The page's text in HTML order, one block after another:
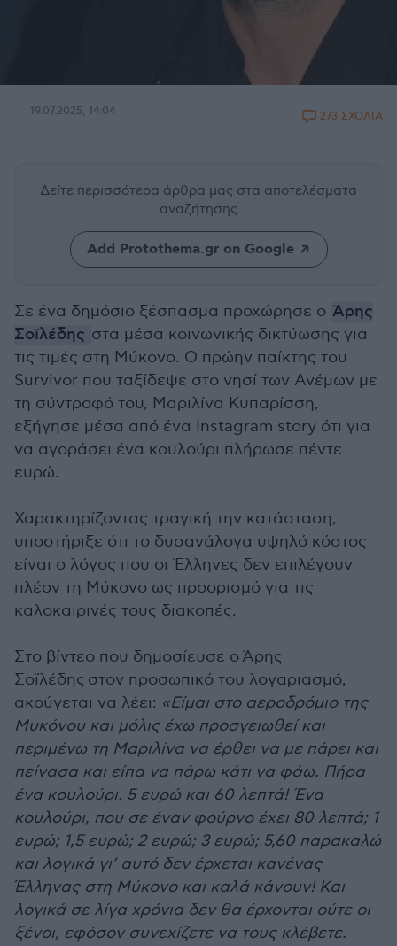
19.07.2025, 14:04 273 ΣΧΟΛΙΑ
Δείτε περισσότερα άρθρα μας στα αποτελέσματα
αναζήτησης
Add Protothema.gr on Google
Σε ένα δημόσιο ξέσπασμα προχώρησε ο Άρης
Σοϊλέδης στα μέσα κοινωνικής δικτύωσης για
τις τιμές στη Μύκονο. Ο πρώην παίκτης του
Survivor που ταξίδεψε στο νησί των Ανέμων με
τη σύντροφό του, Μαριλίνα Κυπαρίσση,
εξήγησε μέσα από ένα Instagram story ότι για
να αγοράσει ένα κουλούρι πλήρωσε πέντε
ευρώ.
Χαρακτηρίζοντας τραγική την κατάσταση,
υποστήριξε ότι το δυσανάλογα υψηλό κόστος
είναι ο λόγος που οι Έλληνες δεν επιλέγουν
πλέον τη Μύκονο ως προορισμό για τις
καλοκαιρινές τους διακοπές.
Στο βίντεο που δημοσίευσε οΆρης
Σοϊλέδης στον προσωπικό του λογαριασμό,
ακούγεται να λέει: «Είμαι στο αεροδρόμιο της
Μυκόνου και μόλις έχω προσγειωθεί και
περιμένω τη Μαριλίνα να έρθει να με πάρει και
πείνασα και είπα να πάρω κάτι να φάω. Πήρα
ένα κουλούρι. 5 ευρώ και 60 λεπτά! Ένα
κουλούρι, που σε έναν φούρνο έχει 80 λεπτά; 1
ευρώ; 1,5 ευρώ; 2 ευρώ; 3 ευρώ; 5,60 παρακαλώ
και λογικά γι’ αυτό δεν έρχεται κανένας
Έλληνας στη Μύκονο και καλά κάνουν! Και
λογικά σε λίγα χρόνια δεν θα έρχονται ούτε οι
ξένοι, εφόσον συνεχίζετε να τους κλέβετε.